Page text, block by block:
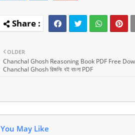
OLDER
Chanchal Ghosh Reasoning Book PDF Free
Chanchal Ghosh রিজনিং বই বাংলা PDF
You May Like